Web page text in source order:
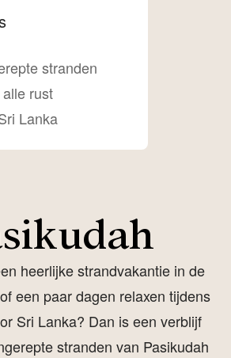
stranden
rust
Lanka
heerlijke strandvakantie in de
een paar dagen relaxen tijdens
Sri Lanka? Dan is een verblijf
stranden van Pasikudah